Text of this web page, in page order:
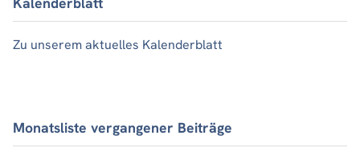
Zu unserem aktuelles Kalenderblatt
Monatsliste vergangener Beiträge